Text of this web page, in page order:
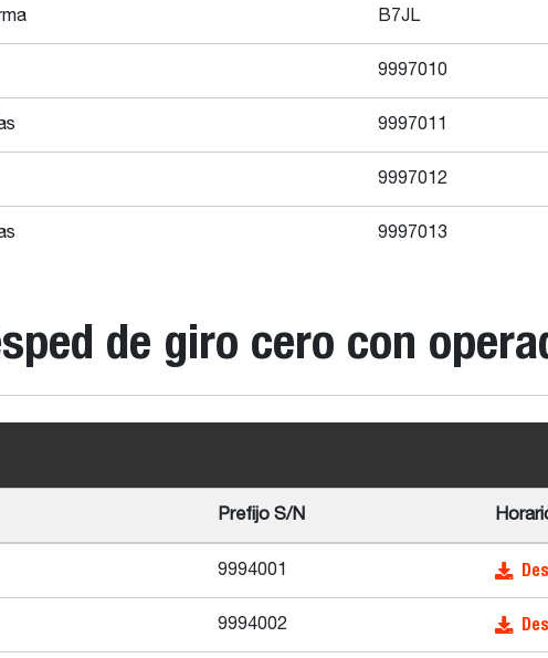
B7JL
9997010
9997011
9997012
9997013
de giro cero con
Prefijo S/N
9994001
9994002